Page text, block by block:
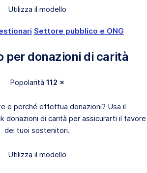
Utilizza il modello
Settore pubblico e ONG
per donazioni di carità
Popolarità 112 ×
e perché effettua donazioni? Usa il
donazioni di carità per assicurarti il favore
dei tuoi sostenitori.
Utilizza il modello